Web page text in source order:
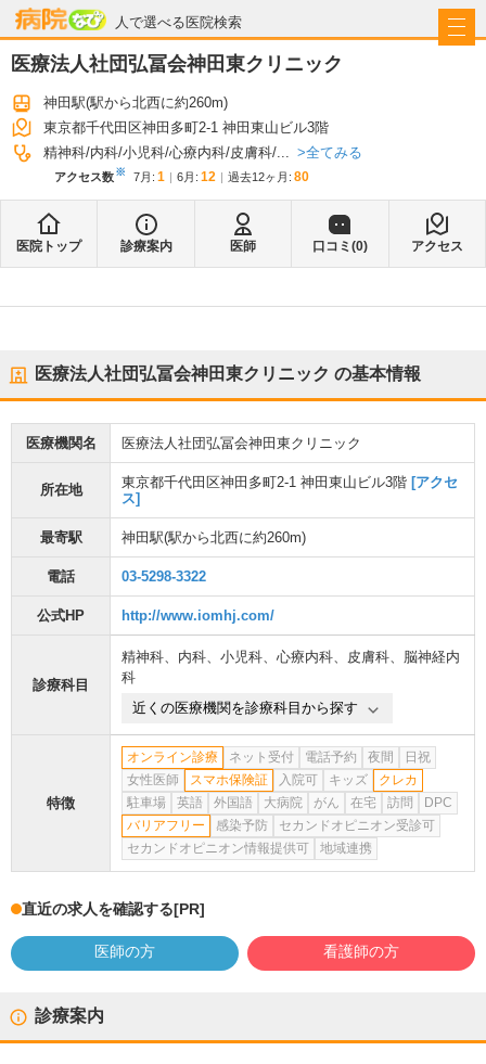
人で選べる医院検索
病院なび
医療法人社団弘冨会神田東クリニック
神田駅(駅から北西に約260m)
東京都千代田区神田多町2-1 神田東山ビル3階
精神科 内科 小児科 心療内科 皮膚科 ... 全てみる
アクセス数※ 7月 : 1 6月 : 12 過去12ヶ月: 80
医院トップ 診療案内 医師 口コミ(0) アクセス
医療法人社団弘冨会神田東クリニック の基本情報
医療機関名 医療法人社団弘冨会神田東クリニック
所在地 東京都千代田区神田多町2-1 神田東山ビル3階 [アクセ
ス]
最寄駅 神田駅(駅から北西に約260m)
電話 03-5298-3322
公式HP http://www.iomhj.com/
診療科目
精神科、 内科、 小児科、 心療内科、 皮膚科、 脳神経内
科
近くの医療機関を診療科目から探す
特徴
オンライン診療 ネット受付 電話予約 夜間
日祝
女性医師
スマホ保険証 入院可 キッズ
クレカ
駐車場
英語 外国語 大病院 がん 在宅 訪問
DPC
バリアフリー
感染予防
セカンドオピニオン受診可
セカンドオピニオン情報提供可
地域連携
直近の求人を確認する[PR]
医師の方 看護師の方
診療案内